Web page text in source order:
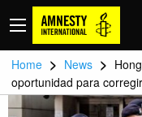
Home > News >
oportunidad para